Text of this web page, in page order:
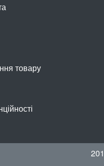
товару